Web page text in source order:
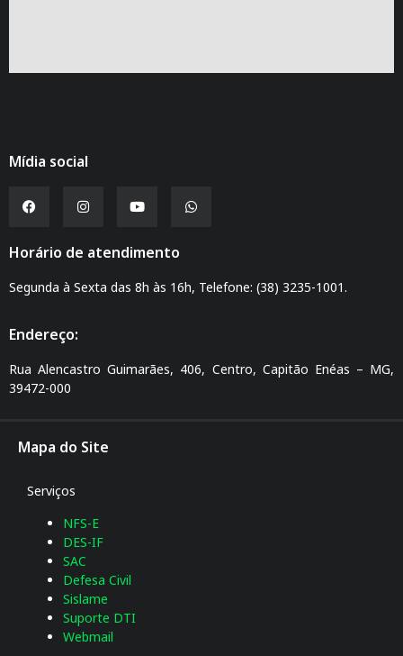
Mídia social
Horário de atendimento
Segunda à Sexta das 8h às 16h, Telefone: (38) 3235-1001.
Endereço:
Rua Alencastro Guimarães, 406, Centro, Capitão Enéas – MG,
39472-000
Mapa do Site
Serviços
NFS-E
DES-IF
SAC
Defesa Civil
Sislame
Suporte DTI
Webmail